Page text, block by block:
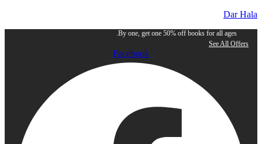
Dar Hala
By one, get one 50% off books for all ages.
See All Offers
Facebook